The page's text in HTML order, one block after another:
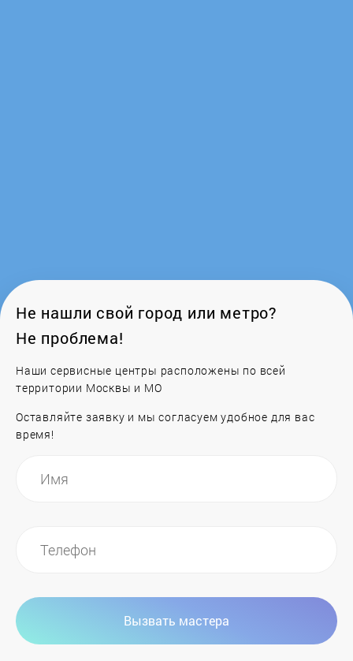
Favorit
Gelberk
Не нашли свой город или метро?
Не проблема!
Наши сервисные центры расположены по всей
территории Москвы и МО
Оставляйте заявку и мы согласуем удобное для вас
время!
Вызвать мастера